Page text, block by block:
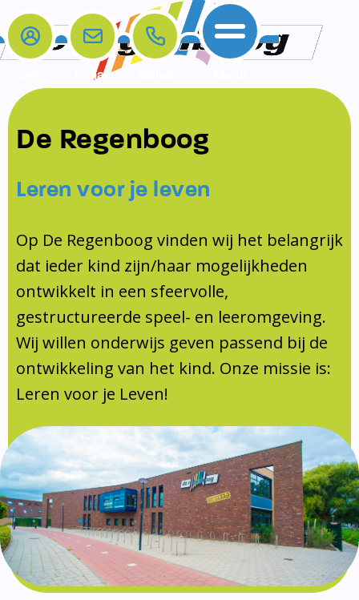
Home
De school
Opleiding en Stage
KomKids
Schoolvakanties
Ouderraad
Medezeggenschapsraad
Documentatie
Formulieren
SIKO
Ouders
Ouders
Contact
Contact
Contact
Samenwerkingen
Samenwerkingen
Schoollogopedist
E-mail
De Regenboog
Leren voor je leven
Op De Regenboog vinden wij het belangrijk
dat ieder kind zijn/haar mogelijkheden
ontwikkelt in een sfeervolle,
gestructureerde speel- en leeromgeving.
Wij willen onderwijs geven passend bij de
ontwikkeling van het kind. Onze missie is:
Leren voor je Leven!